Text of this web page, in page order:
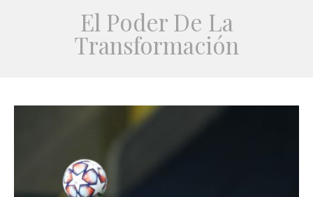
El Poder De La
Transformación